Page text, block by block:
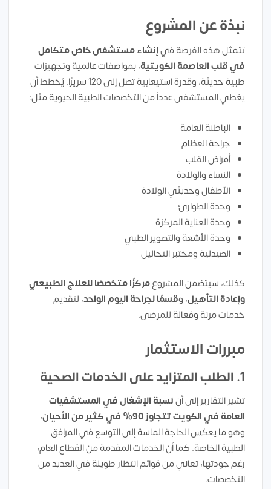
نبذة عن المشروع
تتمثل هذه الفرصة فيإنشاء مستشفى خاص متكامل
في قلب العاصمة الكويتية، بمواصفات عالمية وتجهيزات
طبية حديثة، وقدرة استيعابية تصل إلى 120 سريرًا. يُخطط أن
يغطي المستشفى عدداً من التخصصات الطبية الحيوية مثل:
الباطنة العامة
جراحة العظام
أمراض القلب
النساء والولادة
الأطفال وحديثي الولادة
وحدة الطوارئ
وحدة العناية المركزة
وحدة الأشعة والتصوير الطبي
الصيدلية ومختبر التحاليل
كذلك، سيتضمن المشروعمركزًا متخصصًا للعلاج الطبيعي
وإعادة التأهيل، وقسمًا لجراحة اليوم الواحد، لتقديم
خدمات مرنة وفعالة للمرضى.
مبررات الاستثمار
1. الطلب المتزايد على الخدمات الصحية
تشير التقارير إلى أننسبة الإشغال في المستشفيات
العامة في الكويت تتجاوز 90% في كثير من الأحيان
،
وهو ما يعكس الحاجة الماسة إلى التوسع في المرافق
الطبية الخاصة. كما أن الخدمات المقدمة من القطاع العام،
رغم جودتها، تعاني من قوائم انتظار طويلة في العديد من
التخصصات.